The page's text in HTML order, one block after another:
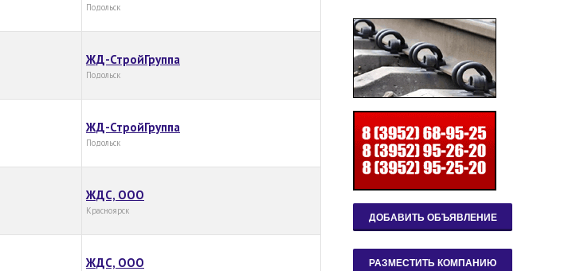
Подольск
ЖД-СтройГруппа
Подольск
ЖД-СтройГруппа
Подольск
ЖДС, ООО
Красноярск
ЖДС, ООО